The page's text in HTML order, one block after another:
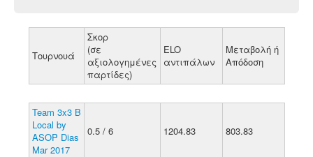
Τουρνουά
Σκορ
(σε
αξιολογημένες
παρτίδες)
ELO
αντιπάλων
Μεταβολή ή
Απόδοση
Team 3x3 B
Local by
ASOP Dias
Mar 2017
0.5 / 6 1204.83 803.83